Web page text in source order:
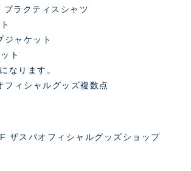
プラクティスシャツ
ジャケット
ト
なります。
フィシャルグッズ複数点
ザスパオフィシャルグッズショップ